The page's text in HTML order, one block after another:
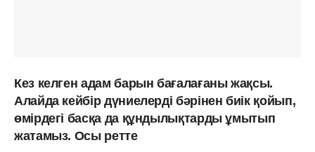
Кез келген адам барын бағалағаны жақсы.
Алайда кейбір дүниелерді бәрінен биік қойып,
өмірдегі басқа да құндылықтарды ұмытып
жатамыз. Осы ретте